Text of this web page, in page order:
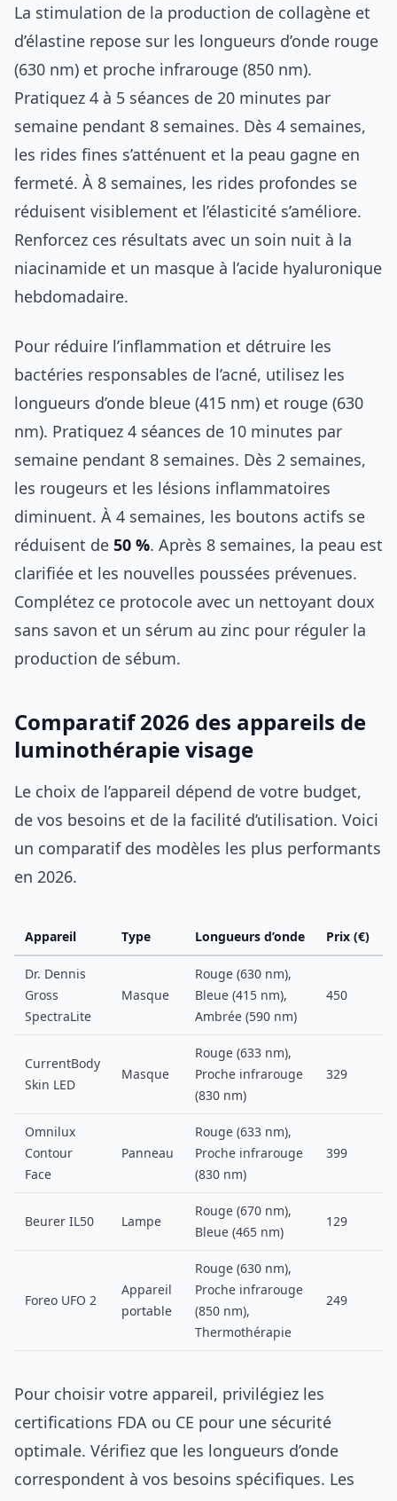
La stimulation de la production de collagène et
d’élastine repose sur les longueurs d’onde rouge
(630 nm) et proche infrarouge (850 nm).
Pratiquez 4 à 5 séances de 20 minutes par
semaine pendant 8 semaines. Dès 4 semaines,
les rides fines s’atténuent et la peau gagne en
fermeté. À 8 semaines, les rides profondes se
réduisent visiblement et l’élasticité s’améliore.
Renforcez ces résultats avec un soin nuit à la
niacinamide et un masque à l’acide hyaluronique
hebdomadaire.
Pour réduire l’inflammation et détruire les
bactéries responsables de l’acné, utilisez les
longueurs d’onde bleue (415 nm) et rouge (630
nm). Pratiquez 4 séances de 10 minutes par
semaine pendant 8 semaines. Dès 2 semaines,
les rougeurs et les lésions inflammatoires
diminuent. À 4 semaines, les boutons actifs se
réduisent de 50 %. Après 8 semaines, la peau est
clarifiée et les nouvelles poussées prévenues.
Complétez ce protocole avec un nettoyant doux
sans savon et un sérum au zinc pour réguler la
production de sébum.
Comparatif 2026 des appareils de
luminothérapie visage
Le choix de l’appareil dépend de votre budget,
de vos besoins et de la facilité d’utilisation. Voici
un comparatif des modèles les plus performants
en 2026.
Appareil Type Longueurs d’onde Prix (€)
Dr. Dennis
Gross
SpectraLite
Masque
Rouge (630 nm),
Bleue (415 nm),
Ambrée (590 nm)
450
CurrentBody
Skin LED
Masque
Rouge (633 nm),
Proche infrarouge
(830 nm)
329
Omnilux
Contour
Face
Panneau
Rouge (633 nm),
Proche infrarouge
(830 nm)
399
Beurer IL50 Lampe
Rouge (670 nm),
Bleue (465 nm)
129
Foreo UFO 2
Appareil
portable
Rouge (630 nm),
Proche infrarouge
(850 nm),
Thermothérapie
249
Pour choisir votre appareil, privilégiez les
certifications FDA ou CE pour une sécurité
optimale. Vérifiez que les longueurs d’onde
correspondent à vos besoins spécifiques. Les